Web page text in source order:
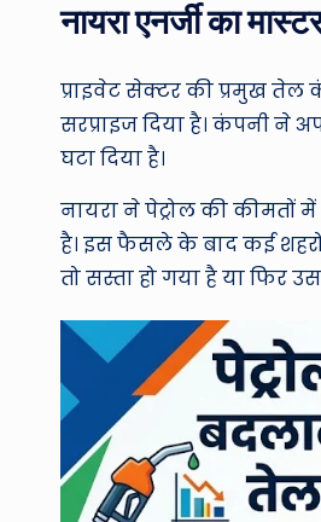
नायरा एनर्जी का
प्राइवेट सेक्टर की प्रमुख
सरप्राइज दिया है। कंपनी ने
घटा दिया है।
नायरा ने पेट्रोल की कीमतों
है। इस फैसले के बाद कई
तो सस्ता हो गया है या फिर